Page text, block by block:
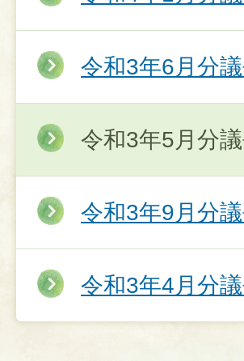
令和3年6月分
令和3年5月分
令和3年9月分
令和3年4月分